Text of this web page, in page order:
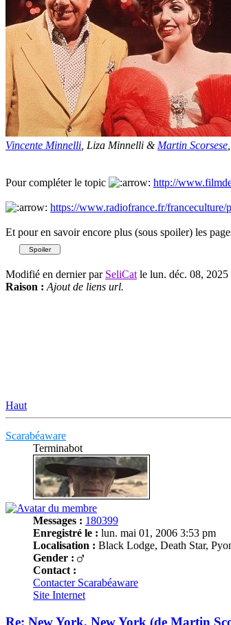
Vincente Minnelli , Liza Minnelli & Martin Scorsese
Pour compléter le topic http://
https://www.radiofrance.fr/franceculture/
Et pour en savoir encore plus (sous spoiler) les
Modifié en dernier par SeliCat le lun. déc. 08,
Raison : Ajout de liens url.
Haut
Scarabéaware
Terminabot
Messages : 180399
Enregistré le : lun. mai 01, 2006 3:53 pm
Localisation : Black Lodge, Death Star,
Gender :
Contact :
Contacter Scarabéaware
Site Internet
Re: New York, New York (de Martin